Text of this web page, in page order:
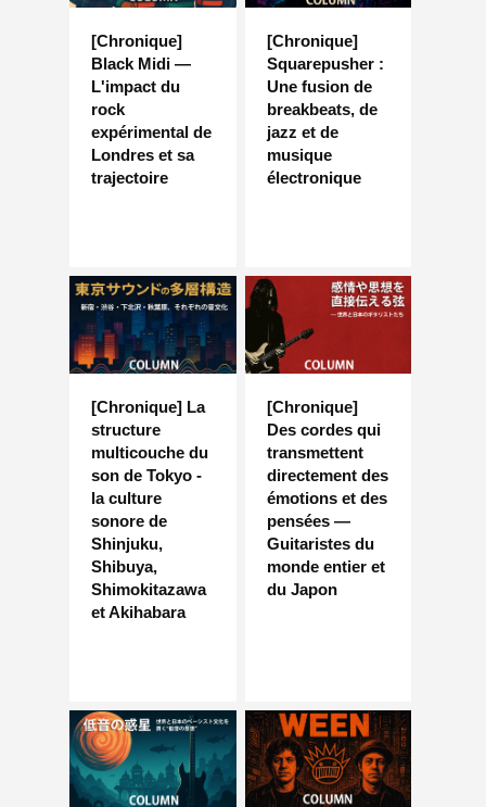
[Chronique]
Black Midi —
L'impact du
rock
expérimental de
Londres et sa
trajectoire
[Chronique]
Squarepusher :
Une fusion de
breakbeats, de
jazz et de
musique
électronique
[Chronique] La
structure
multicouche du
son de Tokyo -
la culture
sonore de
Shinjuku,
Shibuya,
Shimokitazawa
et Akihabara
[Chronique]
Des cordes qui
transmettent
directement des
émotions et des
pensées —
Guitaristes du
monde entier et
du Japon